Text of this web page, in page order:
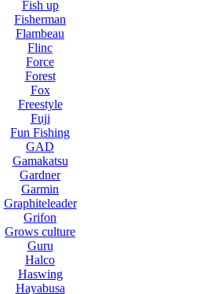
Fish up
Fisherman
Flambeau
Flinc
Force
Forest
Fox
Freestyle
Fuji
Fun Fishing
GAD
Gamakatsu
Gardner
Garmin
Graphiteleader
Grifon
Grows culture
Guru
Halco
Haswing
Hayabusa